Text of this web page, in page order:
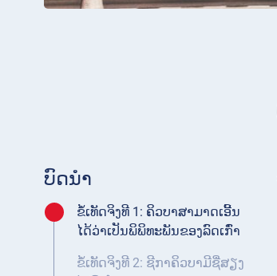
ບົດນໍາ
ຂໍ້ເທັດຈິງທີ 1: ຄິວບາສາມາດເອີ້ນ
ໄດ້ວ່າເປັນພິພິທະພັນຂອງລົດເກົ່າ
ຂໍ້ເທັດຈິງທີ 2: ຊີກາຄິວບາມີຊື່ສຽງ